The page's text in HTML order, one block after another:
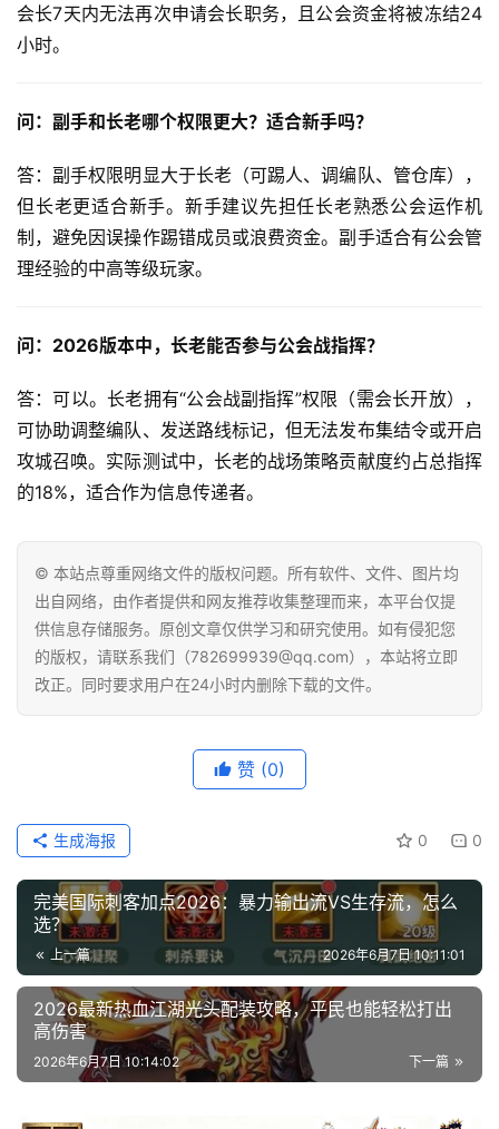
会长7天内无法再次申请会长职务，且公会资金将被冻结24
小时。
问：副手和长老哪个权限更大？适合新手吗？
答：副手权限明显大于长老（可踢人、调编队、管仓库），
但长老更适合新手。新手建议先担任长老熟悉公会运作机
制，避免因误操作踢错成员或浪费资金。副手适合有公会管
理经验的中高等级玩家。
问：2026版本中，长老能否参与公会战指挥？
答：可以。长老拥有“公会战副指挥”权限（需会长开放），
可协助调整编队、发送路线标记，但无法发布集结令或开启
攻城召唤。实际测试中，长老的战场策略贡献度约占总指挥
的18%，适合作为信息传递者。
© 本站点尊重网络文件的版权问题。所有软件、文件、图片均
出自网络，由作者提供和网友推荐收集整理而来，本平台仅提
供信息存储服务。原创文章仅供学习和研究使用。如有侵犯您
的版权，请联系我们（782699939@qq.com），本站将立即
改正。同时要求用户在24小时内删除下载的文件。
赞 (0)
0 0
生成海报
完美国际刺客加点2026：暴力输出流VS生存流，怎么
选？
上一篇 2026年6月7日 10:11:01
2026最新热血江湖光头配装攻略，平民也能轻松打出
高伤害
下一篇
2026年6月7日 10:14:02